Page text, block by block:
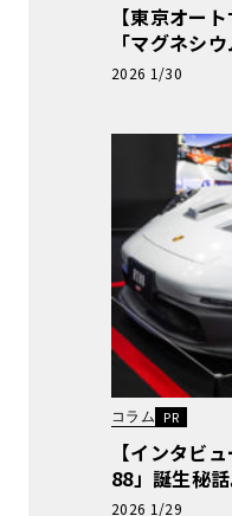
【東京オー
「マグネシ
新色や、フォ
2026 1/30
コラム PR
【インタビ
88」誕生秘
2ピース鍛造
2026 1/29